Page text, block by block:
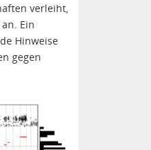
verleiht,
Ein
Hinweise
gegen